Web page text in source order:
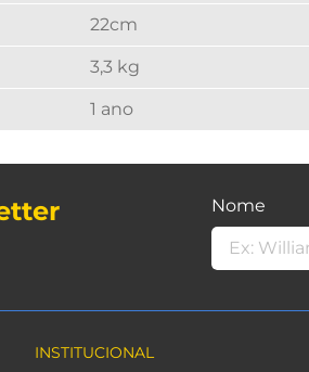
22cm
3,3 kg
1 ano
Nome
INSTITUCIONAL